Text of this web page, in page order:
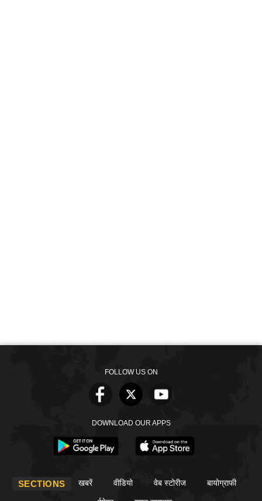
FOLLOW US ON
DOWNLOAD OUR APPS
SECTIONS खबरें वीडियो वेब स्टोरीज बायोग्राफी